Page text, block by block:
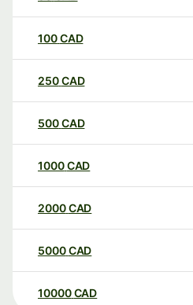
100CAD
250CAD
500CAD
1000CAD
2000CAD
5000CAD
10000 CAD